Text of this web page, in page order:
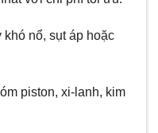
khó nổ, sụt áp hoặc
piston, xi-lanh, kim